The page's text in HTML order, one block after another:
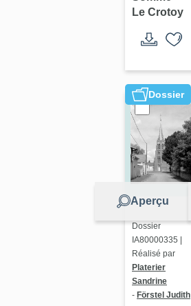
villégiature
Crotoy
Le Crotoy
Dossier
Aperçu
Dossier
IA80000335 |
Réalisé par
Platerier
Sandrine
- Förstel Judith